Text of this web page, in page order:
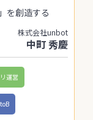
を創造する
株式会社unbot
中町 秀慶
運営